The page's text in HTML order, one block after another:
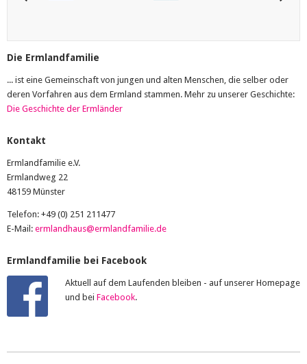
Die Ermlandfamilie
... ist eine Gemeinschaft von jungen und alten Menschen, die selber oder
deren Vorfahren aus dem Ermland stammen. Mehr zu unserer Geschichte:
Die Geschichte der Ermländer
Kontakt
Ermlandfamilie e.V.
Ermlandweg 22
48159 Münster
Telefon: +49 (0) 251 211477
E-Mail: ermlandhaus@ermlandfamilie.de
Ermlandfamilie bei Facebook
Aktuell auf dem Laufenden bleiben - auf unserer Homepage
und bei Facebook.